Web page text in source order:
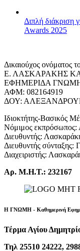
Διπλή
Awards 2025
Δικαιούχος ονόματος
Ε. ΛΑΣΚΑΡΑΚΗΣ
ΕΦΗΜΕΡΙΔΑ
ΑΦΜ: 082164919
ΔΟΥ:
Ιδιοκτήτης-Βασικός
Νόμιμος
Διευθυντής:
Διευθυντής σύνταξης:
Διαχειριστής:
Αρ. Μ.Η.Τ.: 232167
Η ΓΝΩΜΗ - Καθημερινή
Τέρμα Αγίου
Τηλ 25510 24222,